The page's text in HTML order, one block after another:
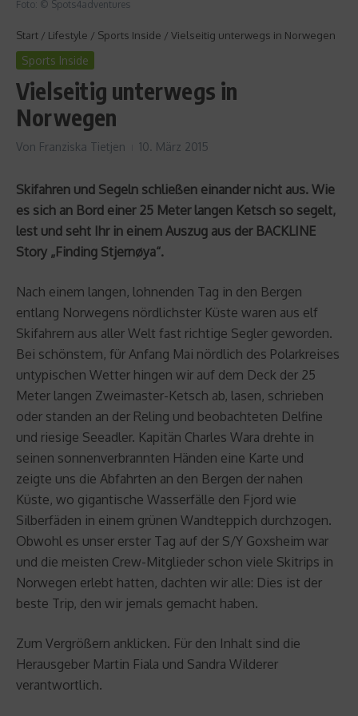
Foto: © Spots4adventures
Start / Lifestyle / Sports Inside / Vielseitig unterwegs in Norwegen
Sports Inside
Vielseitig unterwegs in
Norwegen
Von Franziska Tietjen 10. März 2015
Skifahren und Segeln schließen einander nicht aus. Wie
es sich an Bord einer 25 Meter langen Ketsch so segelt,
lest und seht Ihr in einem Auszug aus der BACKLINE
Story „Finding Stjernøya“.
Nach einem langen, lohnenden Tag in den Bergen
entlang Norwegens nördlichster Küste waren aus elf
Skifahrern aus aller Welt fast richtige Segler geworden.
Bei schönstem, für Anfang Mai nördlich des Polarkreises
untypischen Wetter hingen wir auf dem Deck der 25
Meter langen Zweimaster-Ketsch ab, lasen, schrieben
oder standen an der Reling und beobachteten Delfine
und riesige Seeadler. Kapitän Charles Wara drehte in
seinen sonnenverbrannten Händen eine Karte und
zeigte uns die Abfahrten an den Bergen der nahen
Küste, wo gigantische Wasserfälle den Fjord wie
Silberfäden in einem grünen Wandteppich durchzogen.
Obwohl es unser erster Tag auf der S/Y Goxsheim war
und die meisten Crew-Mitglieder schon viele Skitrips in
Norwegen erlebt hatten, dachten wir alle: Dies ist der
beste Trip, den wir jemals gemacht haben.
Zum Vergrößern anklicken. Für den Inhalt sind die
Herausgeber Martin Fiala und Sandra Wilderer
verantwortlich.